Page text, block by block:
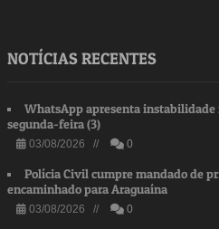
NOTÍCIAS RECENTES
WhatsApp apresenta instabilidade
segunda-feira (3)
03/08/2026 // 0
Polícia Civil cumpre mandado de
encaminhado para Araguaína
03/08/2026 // 0